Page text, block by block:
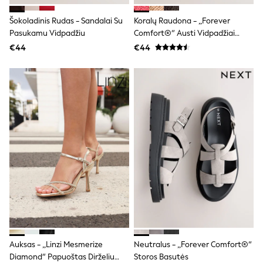
Dresses
Shorts
Skirts
Sun Safe Swimwear
Sun Hats & Caps
All Footwear
New In
Boots
Half Sizes
Slippers
Trainers
Wellies
Wide Fit
Shoes
All Underwear
New In
Nighties
Pyjamas
Robes
Socks & Tights
All Bags & Accessories
Šokoladinis Rudas - Sandalai Su
Pasukamu Vidpadžiu
€44
Koralų Raudona - „Forever
Comfort®“ Austi Vidpadžiai
Sandalai
€44
Auksas - „Linzi Mesmerize
Diamond“ Papuoštas Dirželiu
Neutralus - „Forever Comfort®“
Storos Basutės